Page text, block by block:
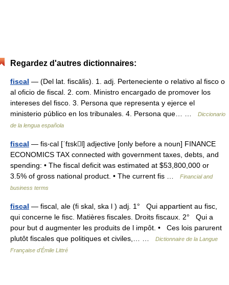
Regardez d'autres dictionnaires:
fiscal — (Del lat. fiscālis). 1. adj. Perteneciente o relativo al fisco o
al oficio de fiscal. 2. com. Ministro encargado de promover los
intereses del fisco. 3. Persona que representa y ejerce el
ministerio público en los tribunales. 4. Persona que… …
Diccionario
de la lengua española
fiscal — fis‧cal [ˈfɪskl] adjective [only before a noun] FINANCE
ECONOMICS TAX connected with government taxes, debts, and
spending: • The fiscal deficit was estimated at $53,800,000 or
3.5% of gross national product. • The current fis …
Financial and
business terms
fiscal — fiscal, ale (fi skal, ska l ) adj. 1° Qui appartient au fisc,
qui concerne le fisc. Matières fiscales. Droits fiscaux. 2° Qui a
pour but d augmenter les produits de l impôt. • Ces lois parurent
plutôt fiscales que politiques et civiles,… …
Dictionnaire de la Langue
Française d'Émile Littré